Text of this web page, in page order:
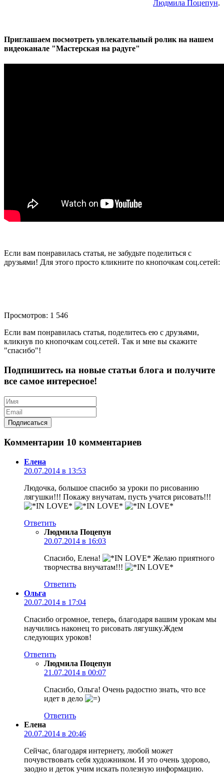
Людмила Поцепун.
Приглашаем посмотреть увлекательный ролик на нашем
видеоканале "Мастерская на радуге"
Если вам понравилась статья, не забудьте поделиться с
друзьями! Для этого просто кликните по кнопочкам соц.сетей:
Просмотров: 1 546
Если вам понравилась статья, поделитесь ею с друзьями,
кликнув по кнопочкам соц.сетей. Так и мне вы скажите
"спасибо"!
Подпишитесь на новые статьи блога и получите
все самое интересное!
Комментарии 10 комментариев
Елена
20.07.2014 в 13:53
Людочка, большое спасибо за уроки по рисованию
лягушки!!! Покажу внучатам, пусть учатся рисовать!!!
Ответить
Людмила Поцепун
20.07.2014 в 16:03
Спасибо, Елена!
Желаю приятного
творчества внучатам!!!
Ответить
Ольга
20.07.2014 в 17:04
Спасибо огромное, теперь, благодаря вашим урокам мы
научились наконец то рисовать лягушку.Ждем
следующих уроков!
Ответить
Людмила Поцепун
21.07.2014 в 00:07
Спасибо, Ольга! Очень радостно знать, что все
идет в дело
Ответить
Елена
20.07.2014 в 20:46
Сейчас, благодаря интернету, любой может
почувствовать себя художником. И это очень здорово,
заодно и деток учим искать полезную информацию.